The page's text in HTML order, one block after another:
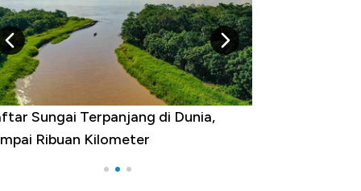
yang Warganya Sering
Luar Negeri, RI ke Berapa?